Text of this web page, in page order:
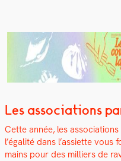
Les associations
Cette année, les
l’égalité dans l’assiette vous
mains pour des mil­liers de